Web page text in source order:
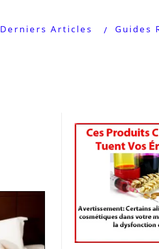
Derniers Articles Guides